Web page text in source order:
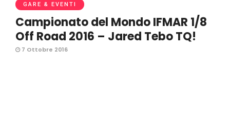
GARE & EVENTI
Campionato del Mondo IFMAR 1/8
Off Road 2016 – Jared Tebo TQ!
7 Ottobre 2016